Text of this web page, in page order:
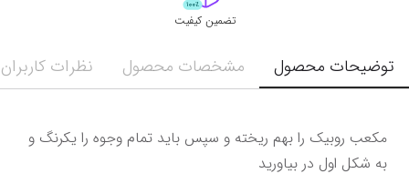
تضمین کیفیت
توضیحات محصول مشخصات محصول نظرات کاربران
به شکل اول در بیاورید